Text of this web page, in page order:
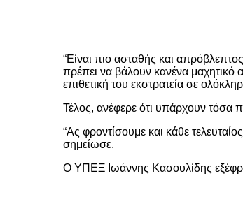
“Είναι πιο ασταθής και
πρέπει να βάλουν κανένα μαχητικό
επιθετική του εκστρατεία σε
Τέλος, ανέφερε ότι υπάρχουν τόσα
“Ας φροντίσουμε και κάθε
σημείωσε.
Ο ΥΠΕΞ Ιωάννης Κασουλίδης